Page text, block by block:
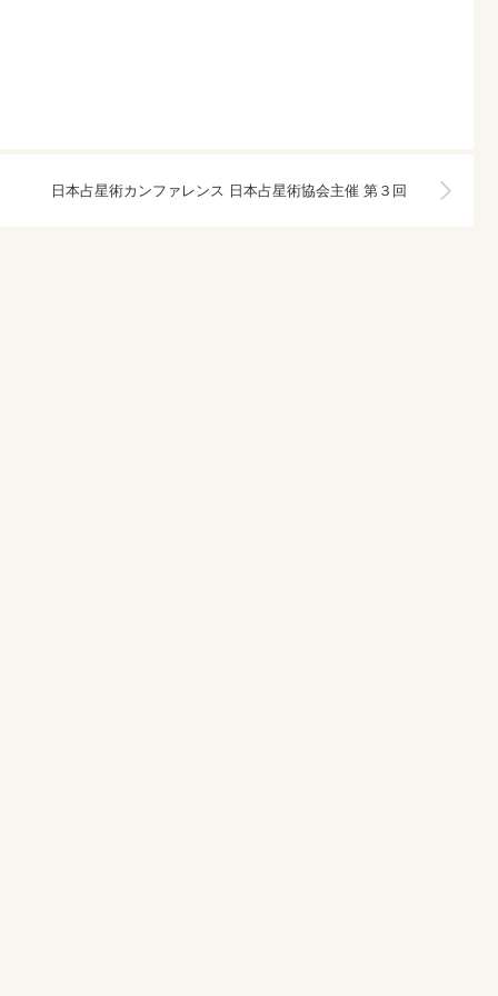
日本占星術カンファレンス ​日本占星術協会主催 第３回